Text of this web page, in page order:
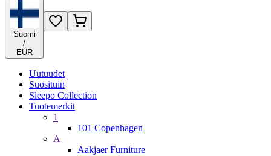
Suomi
/
EUR
Uutuudet
Suosituin
Sleepo Collection
Tuotemerkit
1
101 Copenhagen
A
Aakjaer Furniture